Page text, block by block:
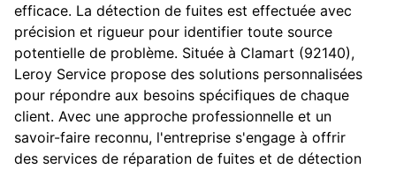
efficace. La détection de fuites est effectuée avec
précision et rigueur pour identifier toute source
potentielle de problème. Située à Clamart (92140),
Leroy Service propose des solutions personnalisées
pour répondre aux besoins spécifiques de chaque
client. Avec une approche professionnelle et un
savoir-faire reconnu, l'entreprise s'engage à offrir
des services de réparation de fuites et de détection